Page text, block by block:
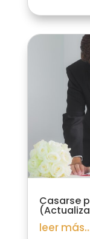
Casarse
leer